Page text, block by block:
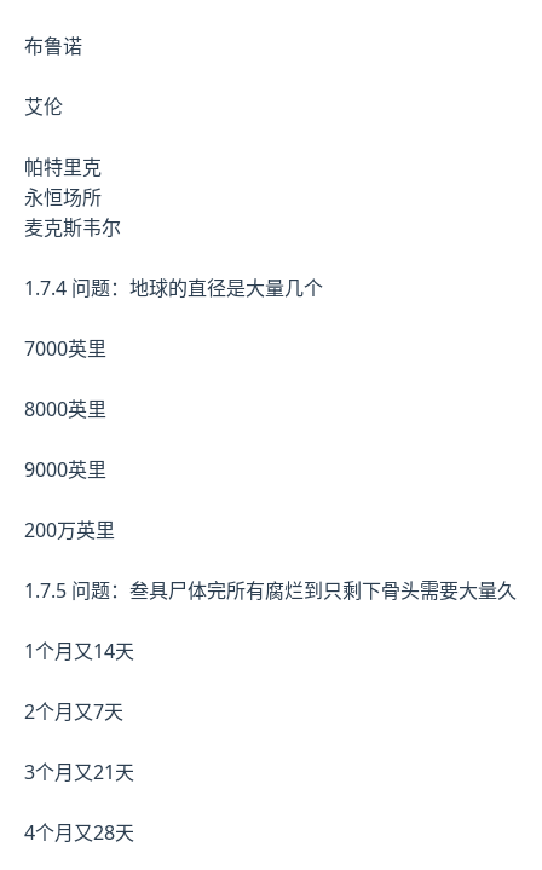
布鲁诺
艾伦
帕特里克
永恒场所
麦克斯韦尔
1.7.4 问题：地球的直径是大量几个
7000英里
8000英里
9000英里
200万英里
1.7.5 问题：叁具尸体完所有腐烂到只剩下骨头需要大量久
1个月又14天
2个月又7天
3个月又21天
4个月又28天